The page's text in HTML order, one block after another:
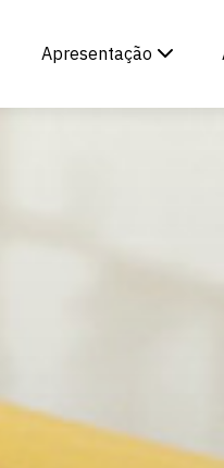
Apresentação